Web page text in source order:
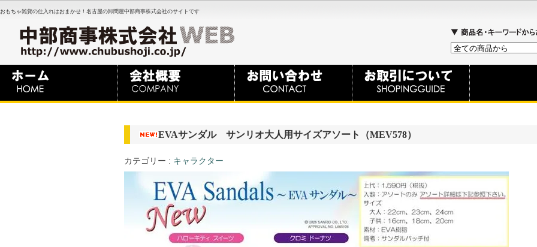
おもちゃ雑貨の仕入れはおまかせ！名古屋の卸問屋中部商事株式会社のサイトです
EVAサンダル サンリオ大人用サイズアソート（MEV578）
カテゴリー : キャラクター